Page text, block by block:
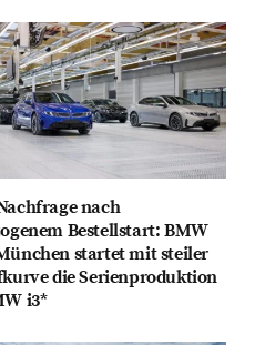
nach
Bestellstart: BMW
startet mit steiler
die Serienproduktion
i3*